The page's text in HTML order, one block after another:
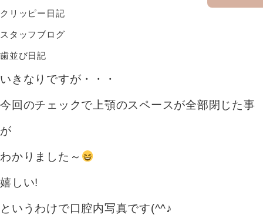
クリッピー日記
スタッフブログ
歯並び日記
いきなりですが・・・
今回のチェックで上顎のスペースが全部閉じた事
が
わかりました～
嬉しい!
というわけで口腔内写真です(^^♪